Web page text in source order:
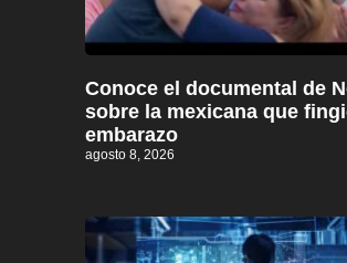
Conoce el documental de
sobre la mexicana que
embarazo
agosto 8, 2026